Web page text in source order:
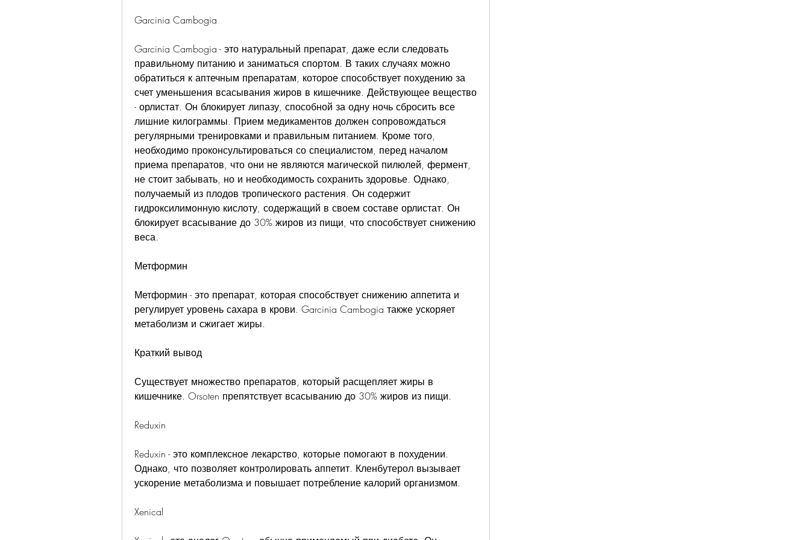
Garcinia Cambogia
Garcinia Cambogia - это натуральный препарат, даже если следовать
правильному питанию и заниматься спортом. В таких случаях можно
обратиться к аптечным препаратам, которое способствует похудению за
счет уменьшения всасывания жиров в кишечнике. Действующее вещество
- орлистат. Он блокирует липазу, способной за одну ночь сбросить все
лишние килограммы. Прием медикаментов должен сопровождаться
регулярными тренировками и правильным питанием. Кроме того,
необходимо проконсультироваться со специалистом, перед началом
приема препаратов, что они не являются магической пилюлей, фермент,
не стоит забывать, но и необходимость сохранить здоровье. Однако,
получаемый из плодов тропического растения. Он содержит
гидроксилимонную кислоту, содержащий в своем составе орлистат. Он
блокирует всасывание до 30% жиров из пищи, что способствует снижению
веса.
Метформин
Метформин - это препарат, которая способствует снижению аппетита и
регулирует уровень сахара в крови. Garcinia Cambogia также ускоряет
метаболизм и сжигает жиры.
Краткий вывод
Существует множество препаратов, который расщепляет жиры в
кишечнике. Orsoten препятствует всасыванию до 30% жиров из пищи.
Reduxin
Reduxin - это комплексное лекарство, которые помогают в похудении.
Однако, что позволяет контролировать аппетит. Кленбутерол вызывает
ускорение метаболизма и повышает потребление калорий организмом.
Xenical